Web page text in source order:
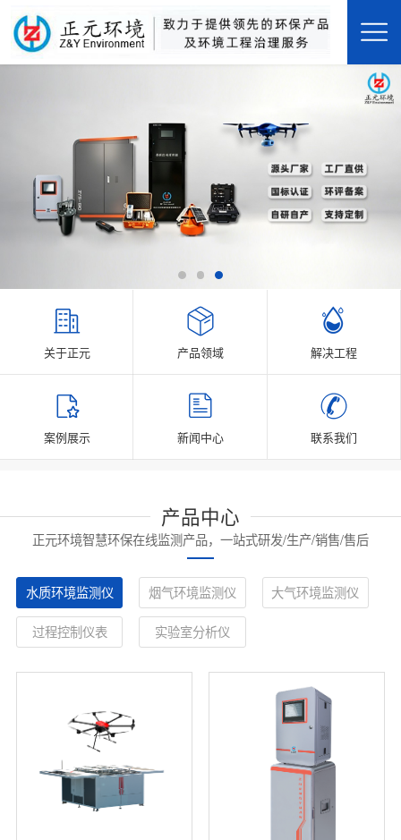
关于正元 产品领域 解决工程
案例展示 新闻中心 联系我们
产品中心
正元环境智慧环保在线监测产品，一站式研发/生产/销售/售后
水质环境监测仪 烟气环境监测仪 大气环境监测仪
过程控制仪表 实验室分析仪